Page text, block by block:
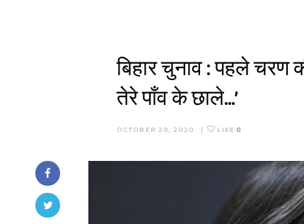
बिहार चुनाव : पहले
तेरे पाँव के छाले…’
OCTOBER 28, 2020 | LIKE 0